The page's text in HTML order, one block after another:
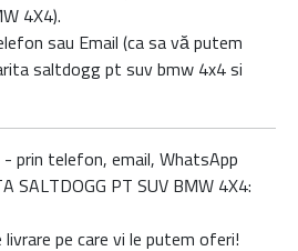
4X4).
sau Email (ca sa vă putem
saltdogg pt suv bmw 4x4 si
prin telefon, email, WhatsApp
SALTDOGG PT SUV BMW 4X4:
livrare pe care vi le putem oferi!